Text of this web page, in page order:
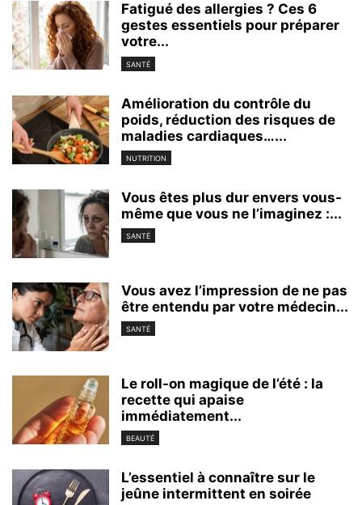
Fatigué des allergies ? Ces 6
gestes essentiels pour préparer
votre...
SANTÉ
Amélioration du contrôle du
poids, réduction des risques de
maladies cardiaques…...
NUTRITION
Vous êtes plus dur envers vous-
même que vous ne l’imaginez :...
SANTÉ
Vous avez l’impression de ne pas
être entendu par votre médecin...
SANTÉ
Le roll-on magique de l’été : la
recette qui apaise
immédiatement...
BEAUTÉ
L’essentiel à connaître sur le
jeûne intermittent en soirée